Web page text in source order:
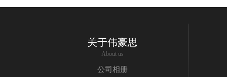
关于伟豪思
About us
公司相册